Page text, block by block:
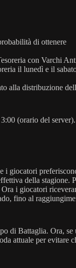
di ottenere
con Varchi
il lunedì e il
alla distribuzione
(orario del server).
i giocatori
della stagione.
i giocatori
fino al
di Battaglia. Ora, se
attuale per evitare